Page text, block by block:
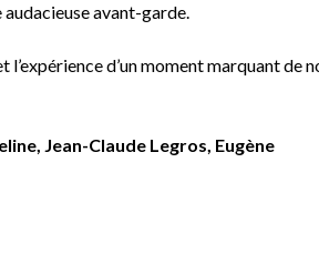
audacieuse avant-garde.
l’expérience d’un moment marquant de
Jean-Claude Legros, Eugène